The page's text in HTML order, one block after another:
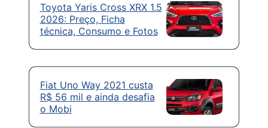
Toyota Yaris Cross XRX 1.5
2026: Preço, Ficha
técnica, Consumo e Fotos
Fiat Uno Way 2021 custa
R$ 56 mil e ainda desafia
o Mobi